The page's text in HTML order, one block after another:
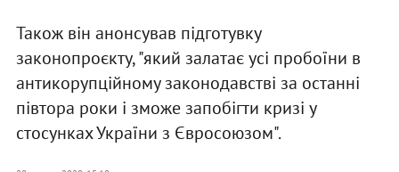
Також він анонсував підготувку
законопроєкту, "який залатає усі пробоїни в
антикорупційному законодавстві за останні
півтора роки і зможе запобігти кризі у
стосунках України з Євросоюзом".